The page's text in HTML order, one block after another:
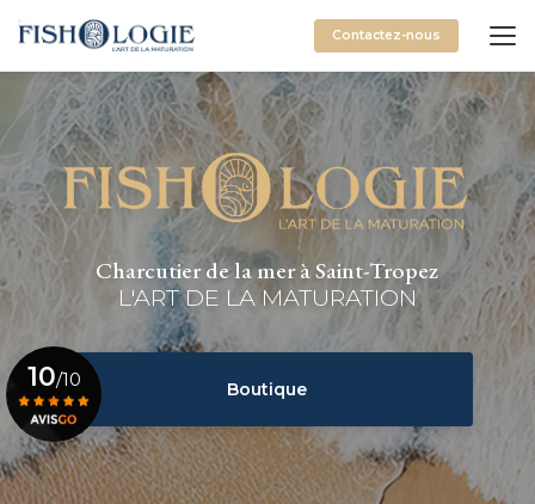
au
principal
Contactez-nous
Charcutier de la mer à Saint-Tropez
L'ART DE LA MATURATION
Boutique
10/10
Voir le certificat